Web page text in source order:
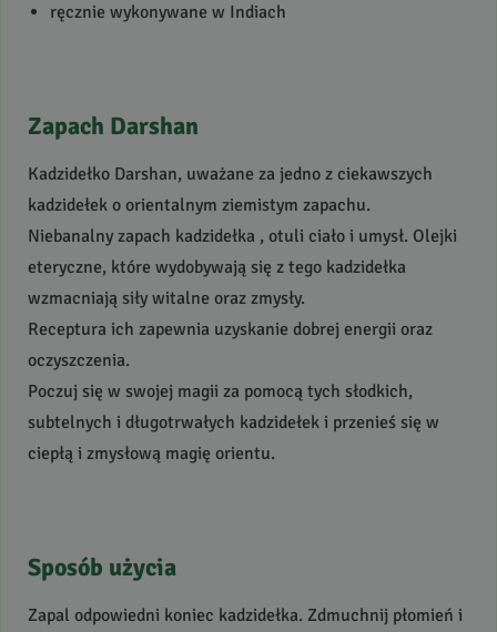
ręcznie wykonywane w Indiach
Zapach Darshan
Kadzidełko Darshan, uważane za jedno z ciekawszych
kadzidełek o orientalnym ziemistym zapachu.
Niebanalny zapach kadzidełka , otuli ciało i umysł. Olejki
eteryczne, które wydobywają się z tego kadzidełka
wzmacniają siły witalne oraz zmysły.
Receptura ich zapewnia uzyskanie dobrej energii oraz
oczyszczenia.
Poczuj się w swojej magii za pomocą tych słodkich,
subtelnych i długotrwałych kadzidełek i przenieś się w
ciepłą i zmysłową magię orientu.
Sposób użycia
Zapal odpowiedni koniec kadzidełka. Zdmuchnij płomień i